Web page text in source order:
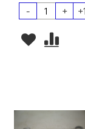
- + +1